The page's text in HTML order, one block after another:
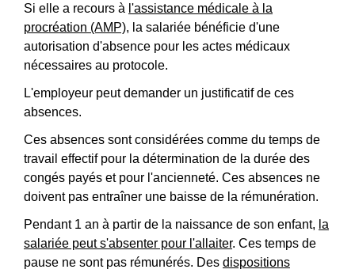
Si elle a recours à l'assistance médicale à la
procréation (AMP), la salariée bénéficie d'une
autorisation d'absence pour les actes médicaux
nécessaires au protocole.
L'employeur peut demander un justificatif de ces
absences.
Ces absences sont considérées comme du temps de
travail effectif pour la détermination de la durée des
congés payés et pour l'ancienneté. Ces absences ne
doivent pas entraîner une baisse de la rémunération.
Pendant 1 an à partir de la naissance de son enfant, la
salariée peut s'absenter pour l'allaiter. Ces temps de
pause ne sont pas rémunérés. Des dispositions